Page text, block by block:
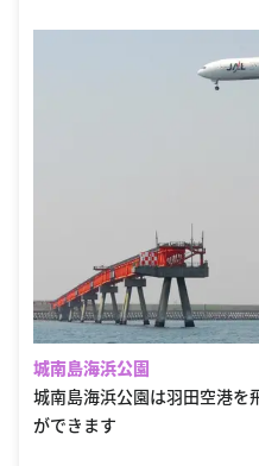
城南島海浜公園
城南島海浜公園は羽田空港を
ができます